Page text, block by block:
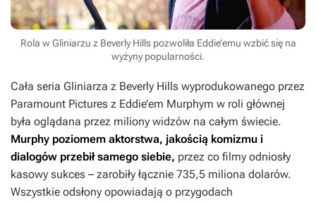
Rola w Gliniarzu z Beverly Hills pozwoliła Eddie’emu wzbić się na
wyżyny popularności.
Cała seria Gliniarza z Beverly Hills wyprodukowanego przez
Paramount Pictures z Eddie’em Murphym w roli głównej
była oglądana przez miliony widzów na całym świecie.
Murphy poziomem aktorstwa, jakością komizmu i
dialogów przebił samego siebie, przez co filmy odniosły
kasowy sukces – zarobiły łącznie 735,5 miliona dolarów.
Wszystkie odsłony opowiadają o przygodach